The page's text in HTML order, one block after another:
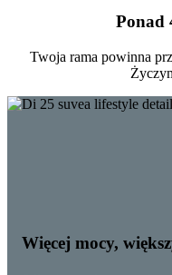
Ponad
Twoja rama powinna
Więcej mocy,